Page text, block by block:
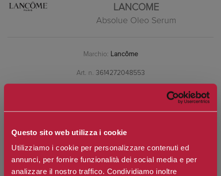
Questo sito web utilizza i cookie
Utilizziamo i cookie per personalizzare contenuti ed
annunci, per fornire funzionalità dei social media e per
analizzare il nostro traffico. Condividiamo inoltre
LANCOME
Absolue Oleo Serum
Marchio: Lancôme
Art. n. 3614272048553
Contenuto *